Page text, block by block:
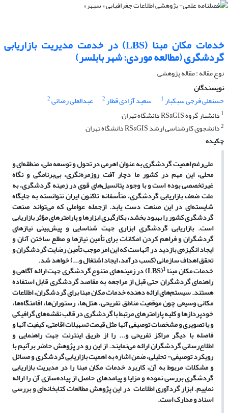
خدمات مکان مبنا (LBS) در خدمت مدیریت بازاریابی
گردشگری (مطالعه موردی: شهر بابلسر)
نوع مقاله : مقاله پژوهشی
نویسندگان
حسنعلی فرجی سبکبار1 سعید آزادی قطار2 عبدالعلی رضائی2
1 دانشیار گروه RS&GIS دانشگاه تهران
2دانشجوی کارشناسی ارشد RS&GIS دانشگاه تهران
چکیده
علیرغم اهمیت گردشگری به عنوان اهرمی در تحول و توسعه ملی، منطقهای و
محلی، این مهم در کشور ما دچار آفت روزمرهنگری، بیبرنامگی و نگاه
غیرتخصصی بوده است و با وجود پتانسیلهای قوی در زمینه گردشگری، به
علت ضعف بازاریابی گردشگری، متأسفانه تاکنون ایران نتوانسته به جایگاه
شایستهای در این صنعت دست یابد. ازجمله عواملی که میتواند صنعت
گردشگری کشور را بهبود بخشد، بکارگیری ابزارها و پارامترهای مؤثر بازاریابی
است. بازاریابی گردشگری ابزاری جهت شناسایی و پیشبینی نیازهای
گردشگران و فراهم کردن امکانات برای تأمین نیازها و مطلع ساختن آنان و
ایجاد انگیزهی بازدید در آنهاست که این امر موجب تأمین رضایت گردشگران و
تحقق اهداف سازمانی (کسب درآمد، ایجاد اشتغال و...) خواهد شد.
خدمات مکان مبنا 1
(
LBS) در زمینههای متنوع گردشگری جهت ارائه آگاهی و
راهنمای گردشگران حتی قبل از مراجعه به مقاصد گردشگری قابل استفاده
هستند. سیستمهای ارائه دهنده خدمات مکان مبنا برای گردشگران، اطلاعات
مکانی وسیعی چون موقعیت مناطق تفریحی، هتلها، رستورانها، اقامتگاهها،
خودپردازها و کلیه پارامترهای مرتبط با گردشگری در قالب نقشههای گرافیکی
و یا تصویری و مشخصات توصیفی آنها مثل قیمت تسهیلات اقامتی، کیفیت آنها و
فاصله با دیگر مراکز تفریحی و... را از طریق اینترنت جهت راهنمایی و
اطلاعرسانی گردشگران ارائه مینمایند. از این رو در پژوهش حاضر برآنیم با
رویکرد توصیفی- تحلیلی، ضمن اشاره به اهمیت بازاریابی گردشگری و مسائل
و مشکلات مربوط به آن، کاربرد خدمات مکان مبنا را در مدیریت بازاریابی
گردشگری بررسی نموده و مزایا و پیامدهای حاصل از پیادهسازی آن را ارائه
نماییم. ابزار گردآوری اطلاعات در این پژوهش مطالعات کتابخانهای و بررسی
اسناد و مدارک است.